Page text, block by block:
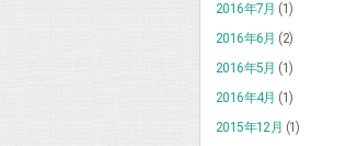
2016年7月 (1)
2016年6月 (2)
2016年5月 (1)
2016年4月 (1)
2015年12月 (1)